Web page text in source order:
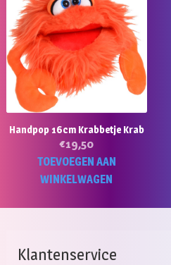
Handpop 16cm Krabbetje Krab
€19,50
TOEVOEGEN AAN
WINKELWAGEN
Klantenservice